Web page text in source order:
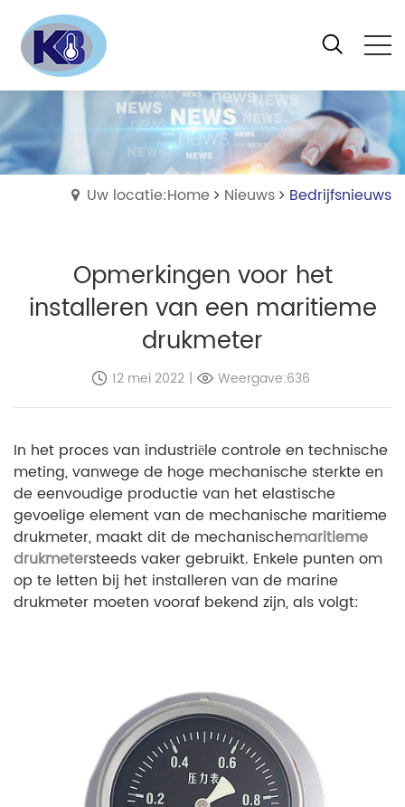
Uw locatie:Home Nieuws Bedrijfsnieuws
Opmerkingen voor het
installeren van een maritieme
drukmeter
12 mei 2022 | Weergave:636
In het proces van industriële controle en technische
meting, vanwege de hoge mechanische sterkte en
de eenvoudige productie van het elastische
gevoelige element van de mechanische maritieme
drukmeter, maakt dit de mechanischemaritieme
drukmetersteeds vaker gebruikt. Enkele punten om
op te letten bij het installeren van de marine
drukmeter moeten vooraf bekend zijn, als volgt: